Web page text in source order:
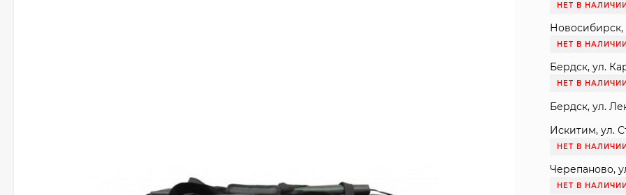
НЕТ В
Новосибирск,
НЕТ В
Бердск, ул.
НЕТ В
Бердск, ул.
Искитим, ул.
НЕТ В
Черепаново,
НЕТ В